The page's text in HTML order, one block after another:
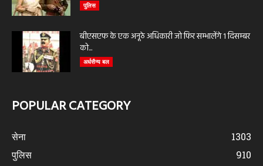
पुलिस
बीएसएफ के एक अनूठे अधिकारी जो फिर सम्भालेंगे 1 दिसम्बर
को...
अर्धसैन्य बल
POPULAR CATEGORY
सेना
1303
पुलिस
910